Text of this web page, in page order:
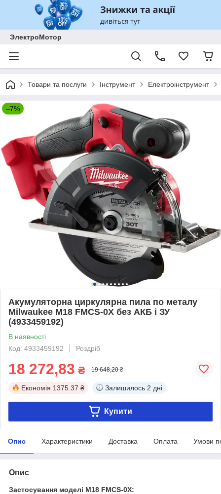
ЭлектроМотор
Товари та послуги Інструмент Електроінструмент
–7%
Акумуляторна циркулярна пила по металу
Milwaukee M18 FMCS-0X без АКБ і ЗУ
(4933459192)
В наявності
Код: 4933459192
Роздріб
18 272,83 ₴ 19 648,20 ₴
Економія 1375.37 ₴ Залишилось 2 дні
Купити
Опис Характеристики Доставка Оплата Умови
Опис
Застосування моделі M18 FMCS-0X: